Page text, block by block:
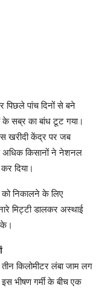
पिछले पांच दिनों से बने
के सब्र का बांध टूट गया।
खरीदी केंद्र पर जब
अधिक किसानों ने नेशनल
दिया।
को निकालने के लिए
मिट्टी डालकर अस्थाई
किलोमीटर लंबा जाम लग
भीषण गर्मी के बीच एक